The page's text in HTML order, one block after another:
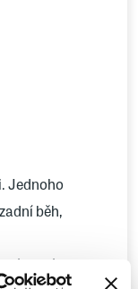
Jednoho
běh,
tajná